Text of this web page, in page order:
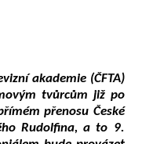
akademie (ČFTA)
tvůrcům již po
přenosu České
Rudolfina, a to 9.